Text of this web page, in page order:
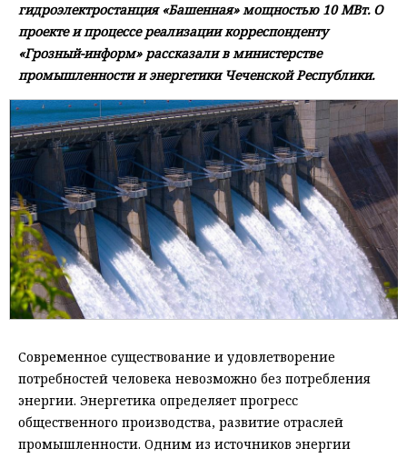
гидроэлектростанция «Башенная» мощностью 10 МВт. О
проекте и процессе реализации корреспонденту
«Грозный-информ» рассказали в министерстве
промышленности и энергетики Чеченской Республики.
Современное существование и удовлетворение
потребностей человека невозможно без потребления
энергии. Энергетика определяет прогресс
общественного производства, развитие отраслей
промышленности. Одним из источников энергии